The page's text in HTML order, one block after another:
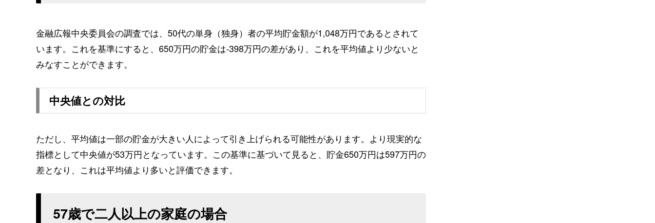
金融広報中央委員会の調査では、50代の単身（独身）者の平均貯金額が1,048万円であるとされて
います。これを基準にすると、650万円の貯金は-398万円の差があり、これを平均値より少ないと
みなすことができます。
中央値との対比
ただし、平均値は一部の貯金が大きい人によって引き上げられる可能性があります。より現実的な
指標として中央値が53万円となっています。この基準に基づいて見ると、貯金650万円は597万円の
差となり、これは平均値より多いと評価できます。
57歳で二人以上の家庭の場合